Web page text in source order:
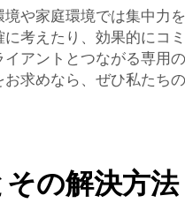
や家庭環境では集中力
考えたり、効果的にコ
アントとつながる専用
求めなら、ぜひ私たち
の解決方法